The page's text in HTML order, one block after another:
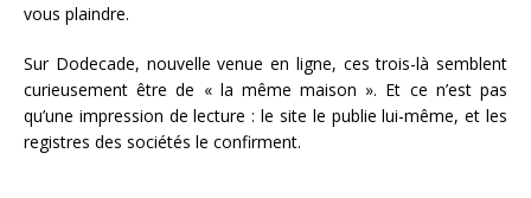
vous plaindre.
Sur Dodecade, nouvelle venue en ligne, ces trois-là semblent
curieusement être de « la même maison ». Et ce n’est pas
qu’une impression de lecture : le site le publie lui-même, et les
registres des sociétés le confirment.